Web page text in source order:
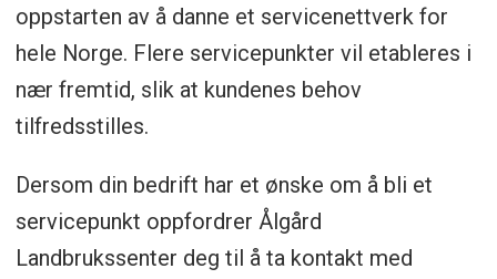
oppstarten av å danne et servicenettverk for
hele Norge. Flere servicepunkter vil etableres i
nær fremtid, slik at kundenes behov
tilfredsstilles.
Dersom din bedrift har et ønske om å bli et
servicepunkt oppfordrer Ålgård
Landbrukssenter deg til å ta kontakt med